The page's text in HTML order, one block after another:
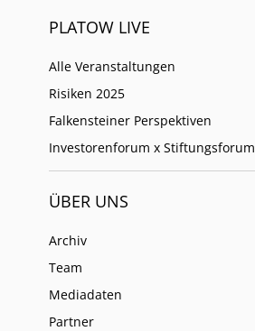
PLATOW LIVE
Alle Veranstaltungen
Risiken 2025
Falkensteiner Perspektiven
Investorenforum x Stiftungsforum
ÜBER UNS
Archiv
Team
Mediadaten
Partner